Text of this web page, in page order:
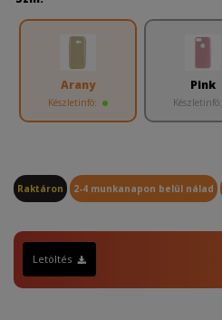
Arany
Készletinfó:
Pink
Készletinfó:
Raktáron 2-4 munkanapon belül nálad
Letöltés